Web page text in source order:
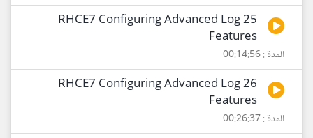
25 RHCE7 Configuring Advanced Log
Features
المدة : 00:14:56
26 RHCE7 Configuring Advanced Log
Features
المدة : 00:26:37